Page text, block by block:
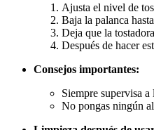
Ajusta el nivel de
Baja la palanca
Deja que la
Después de hacer
Consejos importantes:
Siempre supervisa
No pongas ningún